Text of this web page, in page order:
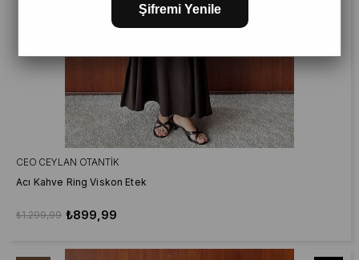
CEO CEYLAN OTANTIK
Acı Kahve Ring Viskon Etek
₺899,99
₺1.299,99
Şifremi Yenile